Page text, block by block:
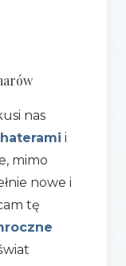
nas
i
mimo
nowe i
tę